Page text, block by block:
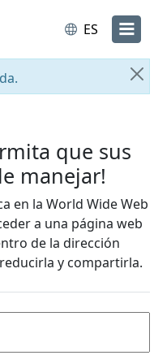
ES
que sus
manejar!
en la World Wide Web
a una página web
de la dirección
y compartirla.